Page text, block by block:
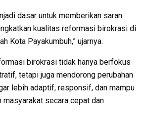
dasar untuk memberikan saran
kualitas reformasi birokrasi di
Kota Payakumbuh,” ujarnya.
birokrasi tidak hanya berfokus
tetapi juga mendorong perubahan
lebih adaptif, responsif, dan mampu
masyarakat secara cepat dan